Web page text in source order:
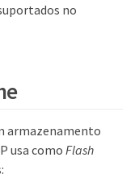
no
armazenamento
usa como Flash